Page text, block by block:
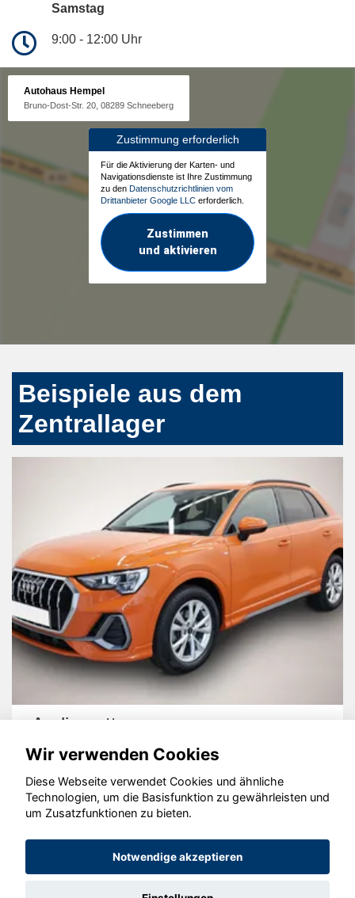
Samstag
9:00 - 12:00 Uhr
Autohaus Hempel
Bruno-Dost-Str. 20, 08289 Schneeberg
Zustimmung erforderlich
Für die Aktivierung der Karten- und
Navigationsdienste ist Ihre Zustimmung
zu den Datenschutzrichtlinien vom
Drittanbieter Google LLC erforderlich.
Zustimmen
und aktivieren
Beispiele aus dem
Zentrallager
Audi quattro
© konjunkturmotor.de GmbH 2020 - 2026
Wir verwenden Cookies
Diese Webseite verwendet Cookies und ähnliche
Technologien, um die Basisfunktion zu gewährleisten und
um Zusatzfunktionen zu bieten.
Notwendige akzeptieren